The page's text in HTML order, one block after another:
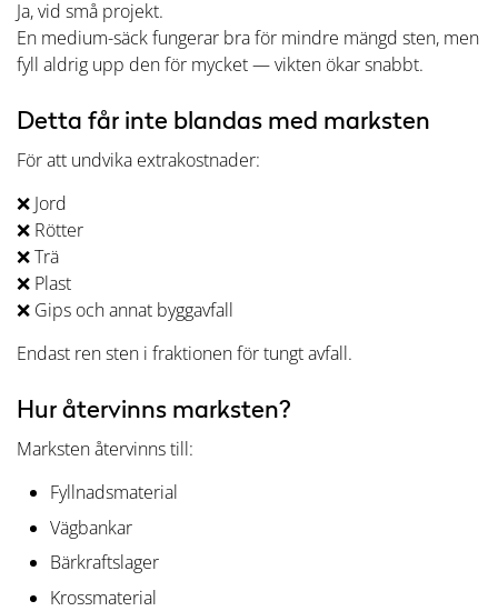
Ja, vid små projekt.
En medium-säck fungerar bra för mindre mängd sten, men
fyll aldrig upp den för mycket — vikten ökar snabbt.
Detta får inte blandas med marksten
För att undvika extrakostnader:
❌ Jord
❌ Rötter
❌ Trä
❌ Plast
❌ Gips och annat byggavfall
Endast ren sten i fraktionen för tungt avfall.
Hur återvinns marksten?
Marksten återvinns till:
Fyllnadsmaterial
Vägbankar
Bärkraftslager
Krossmaterial